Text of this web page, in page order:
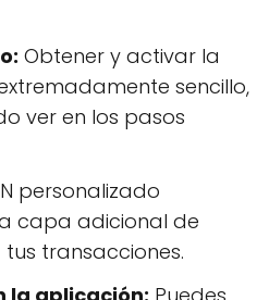
Obtener y activar la
sencillo,
ver en los pasos
personalizado
capa adicional de
transacciones.